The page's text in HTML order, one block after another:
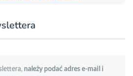
należy podać adres e-mail i